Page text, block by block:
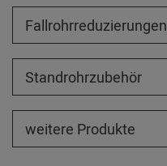
Fallrohrreduzierungen
Standrohrzubehör
weitere Produkte